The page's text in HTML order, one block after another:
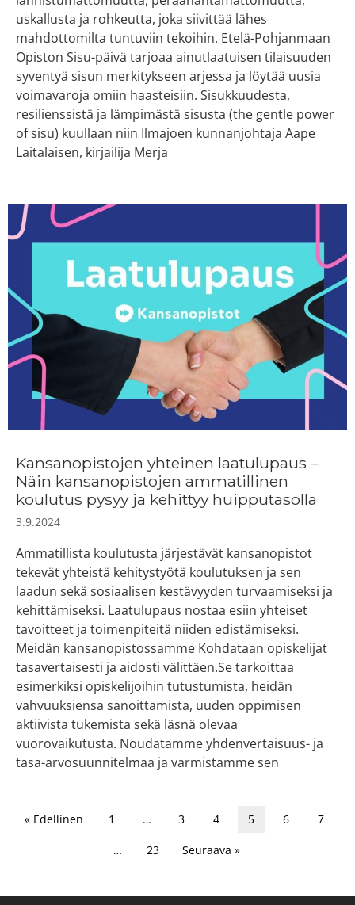
uskallusta ja rohkeutta, joka siivittää lähes
mahdottomilta tuntuviin tekoihin. Etelä-Pohjanmaan
Opiston Sisu-päivä tarjoaa ainutlaatuisen tilaisuuden
syventyä sisun merkitykseen arjessa ja löytää uusia
voimavaroja omiin haasteisiin. Sisukkuudesta,
resilienssistä ja lämpimästä sisusta (the gentle power
of sisu) kuullaan niin Ilmajoen kunnanjohtaja Aape
Laitalaisen, kirjailija Merja
Kansanopistojen yhteinen laatulupaus –
Näin kansanopistojen ammatillinen
koulutus pysyy ja kehittyy huipputasolla
3.9.2024
Ammatillista koulutusta järjestävät kansanopistot
tekevät yhteistä kehitystyötä koulutuksen ja sen
laadun sekä sosiaalisen kestävyyden turvaamiseksi ja
kehittämiseksi. Laatulupaus nostaa esiin yhteiset
tavoitteet ja toimenpiteitä niiden edistämiseksi.
Meidän kansanopistossamme Kohdataan opiskelijat
tasavertaisesti ja aidosti välittäen.Se tarkoittaa
esimerkiksi opiskelijoihin tutustumista, heidän
vahvuuksiensa sanoittamista, uuden oppimisen
aktiivista tukemista sekä läsnä olevaa
vuorovaikutusta. Noudatamme yhdenvertaisuus- ja
tasa-arvosuunnitelmaa ja varmistamme sen
« Edellinen 1 … 3 4 5 6 7
… 23 Seuraava »